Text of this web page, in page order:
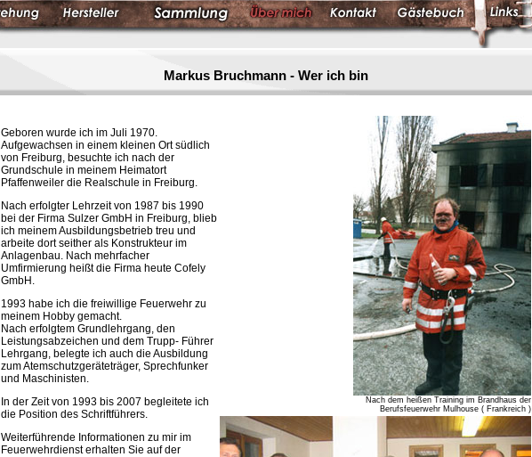
Markus Bruchmann - Wer ich bin
Geboren wurde ich im Juli 1970.
Aufgewachsen in einem kleinen Ort südlich
von Freiburg, besuchte ich nach der
Grundschule in meinem Heimatort
Pfaffenweiler die Realschule in Freiburg.
Nach erfolgter Lehrzeit von 1987 bis 1990
bei der Firma Sulzer GmbH in Freiburg, blieb
ich meinem Ausbildungsbetrieb treu und
arbeite dort seither als Konstrukteur im
Anlagenbau. Nach mehrfacher
Umfirmierung heißt die Firma heute Cofely
GmbH.
1993 habe ich die freiwillige Feuerwehr zu
meinem Hobby gemacht.
Nach erfolgtem Grundlehrgang, den
Leistungsabzeichen und dem Trupp- Führer
Lehrgang, belegte ich auch die Ausbildung
zum Atemschutzgeräteträger, Sprechfunker
und Maschinisten.
In der Zeit von 1993 bis 2007 begleitete ich
die Position des Schriftführers.
Weiterführende Informationen zu mir im
Feuerwehrdienst erhalten Sie auf der
Nach dem heißen Training im Brandhaus der
Berufsfeuerwehr Mulhouse ( Frankreich )